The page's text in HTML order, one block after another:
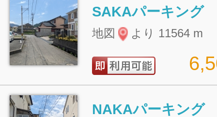
SAKAパーキング
地図 より 11564 m
NAKAパーキング